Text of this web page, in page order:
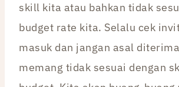
skill kita atau bahkan tidak
budget rate kita. Selalu cek
masuk dan jangan asal
memang tidak sesuai dengan